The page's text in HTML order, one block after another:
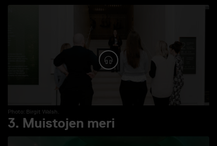
Photo: Birgit Walsh.
Spela ljud: Johdanto /
3. Muistojen meri